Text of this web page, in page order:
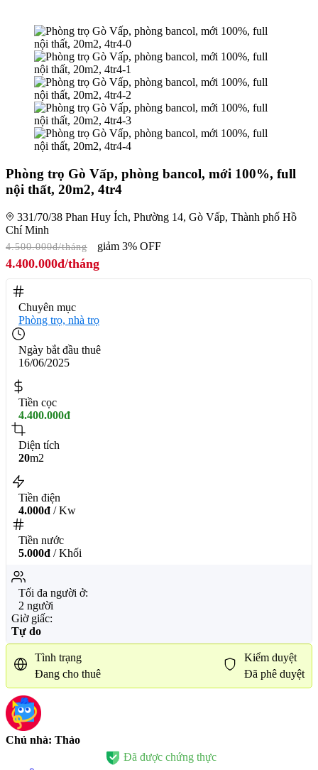
Phòng trọ Gò Vấp, phòng bancol, mới 100%, full
nội thất, 20m2, 4tr4
331/70/38 Phan Huy Ích, Phường 14, Gò Vấp, Thành phố Hồ
Chí Minh
4.500.000đ/tháng giảm 3% OFF
4.400.000đ/tháng
Chuyên mục
Phòng trọ, nhà trọ
Ngày bắt đầu thuê
16/06/2025
Tiền cọc
4.400.000đ
Diện tích
20m2
Tiền điện
4.000đ / Kw
Tiền nước
5.000đ / Khối
Tối đa người ở:
2 người
Giờ giấc:
Tự do
Tình trạng
Đang cho thuê
Kiểm duyệt
Đã phê duyệt
Chủ nhà: Thảo
Đã được chứng thực